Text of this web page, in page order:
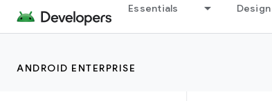
Essentials Design
ANDROID ENTERPRISE